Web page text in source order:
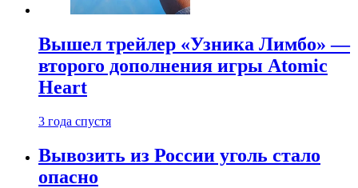
Вышел трейлер «Узника Лимбо» —
второго дополнения игры Atomic
Heart
3 года спустя
Вывозить из России уголь стало
опасно